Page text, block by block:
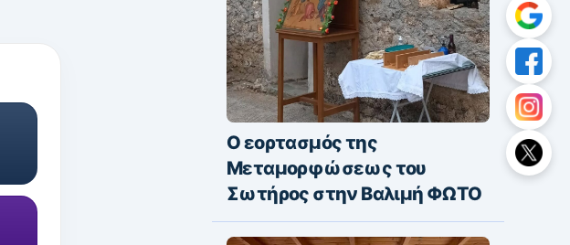
Ο εορτασμός της
Μεταμορφώσεως του
Σωτήρος στην Βαλιμή ΦΩΤΟ